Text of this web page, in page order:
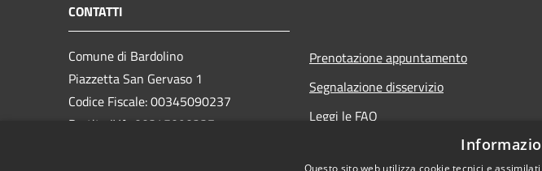
CONTATTI
Comune di Bardolino
Piazzetta San Gervaso 1
Codice Fiscale: 00345090237
Partita IVA: 00345090237
Prenotazione appuntamento
Segnalazione disservizio
Leggi le FAQ
Questo sito web utilizza cookie tecnici e